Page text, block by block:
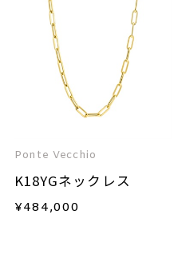
Ponte Vecchio
K18YGネックレス
¥484,000